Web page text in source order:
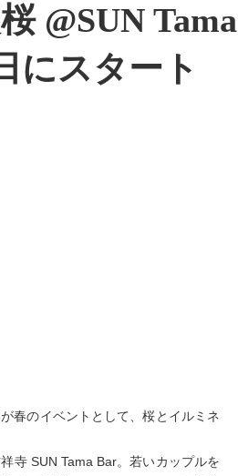
@SUN Tama
にスタート
春のイベントとして、桜とイルミネ
寺 SUN Tama Bar。若いカップルを